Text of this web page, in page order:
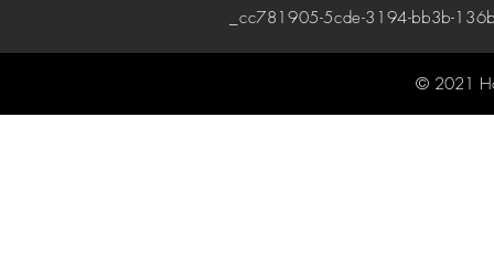
_cc781905-5cde-3194-bb3b-
© 2021